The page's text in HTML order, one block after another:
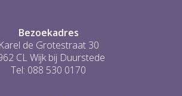
Bezoekadres
Karel de Grotestraat 30
CL Wijk bij Duurstede
Tel: 088 530 0170